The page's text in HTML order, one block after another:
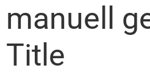
manuell
Title